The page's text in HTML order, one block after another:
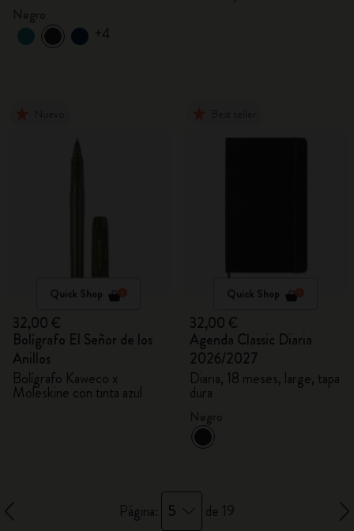
+4
Quick Shop
32,00 €
Bolígrafo El Señor de los
Anillos
Bolígrafo Kaweco x
Moleskine con tinta azul
Quick Shop
32,00 €
Agenda Classic Diaria
2026/2027
Diaria, 18 meses, large, tapa
dura
Página: 5 de 19